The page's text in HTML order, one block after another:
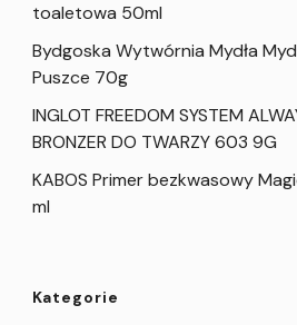
toaletowa 50ml
Bydgoska Wytwórnia Mydła
Puszce 70g
INGLOT FREEDOM SYSTEM
BRONZER DO TWARZY 603 9G
KABOS Primer bezkwasowy
ml
Kategorie